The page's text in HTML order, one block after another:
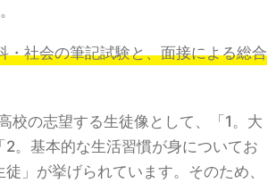
社会の筆記試験と、面接による総合
校の志望する生徒像として、「1。大
。基本的な生活習慣が身についてお
」が挙げられています。そのため、